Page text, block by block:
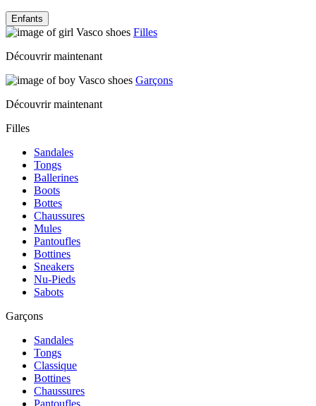
Enfants
Filles
Découvrir maintenant
Garçons
Découvrir maintenant
Filles
Sandales
Tongs
Ballerines
Boots
Bottes
Chaussures
Mules
Pantoufles
Bottines
Sneakers
Nu-Pieds
Sabots
Garçons
Sandales
Tongs
Classique
Bottines
Chaussures
Pantoufles